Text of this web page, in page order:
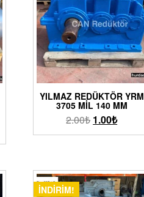
YILMAZ REDÜKTÖR YRM
3705 MIL 140 MM
2.00₺ 1.00₺
İNDIRIM!